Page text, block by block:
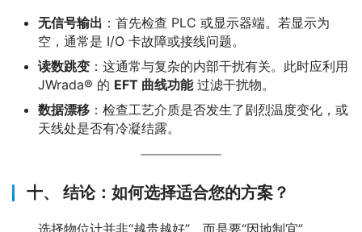
无信号输出 ：首先检查 PLC 或显示器端。若显示为
空，通常是 I/O 卡故障或接线问题。
读数跳变 ：这通常与复杂的内部干扰有关。此时应利用
JWrada® 的 EFT 曲线功能过滤干扰物。
数据漂移 ：检查工艺介质是否发生了剧烈温度变化，或
天线处是否有冷凝结露。
十、 结论：如何选择适合您的方案？